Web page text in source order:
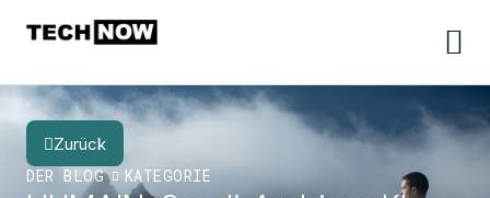
Zurück
DER BLOG
KATEGORIE